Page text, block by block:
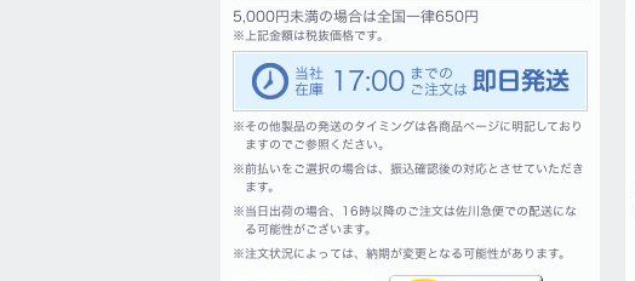
5,000円未満の場合は全国一律650円
※ 上記金額は税抜価格です。
17:00
※その他製品の発送のタイミングは各商品ページに明記しており
ますのでご参照ください。
※前払いをご選択の場合は、振込確認後の対応とさせていただき
ます。
※ 当日出荷の場合、16時以降のご注文は佐川急便での配送にな
る可能性がございます。
※注文状況によっては、納期が変更となる可能性があります。